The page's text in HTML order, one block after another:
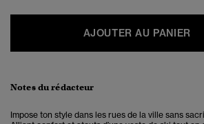
AJOUTER AU PANIER
Notes du rédacteur
Impose ton style dans les rues de la ville sans